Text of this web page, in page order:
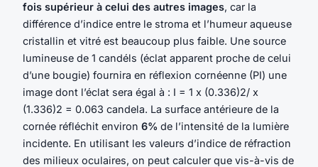
fois supérieur à celui des autres images, car la
différence d’indice entre le stroma et l’humeur aqueuse
cristallin et vitré est beaucoup plus faible. Une source
lumineuse de 1 candéls (éclat apparent proche de celui
d’une bougie) fournira en réflexion cornéenne (PI) une
image dont l’éclat sera égal à : I = 1 x (0.336)2/ x
(1.336)2 = 0.063 candela. La surface antérieure de la
cornée réfléchit environ 6% de l’intensité de la lumière
incidente. En utilisant les valeurs d’indice de réfraction
des milieux oculaires, on peut calculer que vis-à-vis de